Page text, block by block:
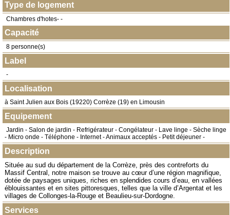
Type de logement
Chambres d'hotes- -
Capacité
8 personne(s)
Label
-
Localisation
à Saint Julien aux Bois (19220) Corrèze (19) en Limousin
Equipement
Jardin - Salon de jardin - Refrigérateur - Congélateur - Lave linge - Sèche linge
- Micro onde - Téléphone - Internet - Animaux acceptés - Petit déjeuner -
Description
Située au sud du département de la Corrèze, près des contreforts du
Massif Central, notre maison se trouve au cœur d’une région magnifique,
dotée de paysages uniques, riches en splendides cours d’eau, en vallées
éblouissantes et en sites pittoresques, telles que la ville d’Argentat et les
villages de Collonges-la-Rouge et Beaulieu-sur-Dordogne.
Services